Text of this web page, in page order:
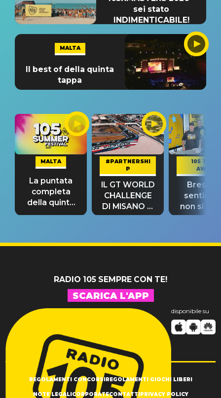
sei stato
INDIMENTICABILE!
MALTA
Il best of della quinta
tappa
MALTA
La puntata
completa
della quinta
tappa
#PARTNERSHI
P
IL GT WORLD
CHALLENGE
DI MISANO si
riconferma
105 TAKE
AWAY
Bresh:
non si
fino alla
RADIO 105 SEMPRE CON TE!
SCARICA L'APP
disponibile su
REGOLAMENTI CONCORSIREGOLAMENTI GIOCHI LIBERI
NOTE LEGALICORPORATECONTATTIPRIVACY POLICY